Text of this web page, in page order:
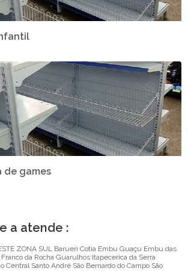
de games
a atende :
ZONA SUL Barueri Cotia Embu Guaçu Embu das
Franco da Rocha Guarulhos Itapecerica da Serra
Central Santo André São Bernardo do Campo São